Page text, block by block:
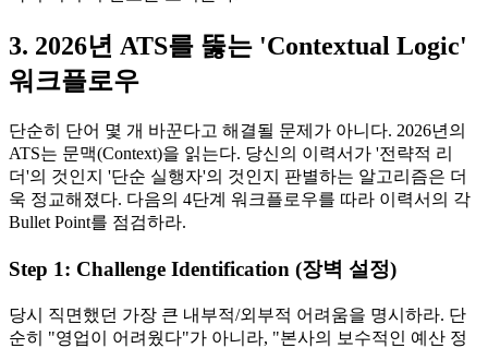
3. 2026년 ATS를 뚫는 'Contextual Logic'
워크플로우
단순히 단어 몇 개 바꾼다고 해결될 문제가 아니다. 2026년의
ATS는 문맥(Context)을 읽는다. 당신의 이력서가 '전략적 리
더'의 것인지 '단순 실행자'의 것인지 판별하는 알고리즘은 더
욱 정교해졌다. 다음의 4단계 워크플로우를 따라 이력서의 각
Bullet Point를 점검하라.
Step 1: Challenge Identification (장벽 설정)
당시 직면했던 가장 큰 내부적/외부적 어려움을 명시하라. 단
순히 "영업이 어려웠다"가 아니라, "본사의 보수적인 예산 정